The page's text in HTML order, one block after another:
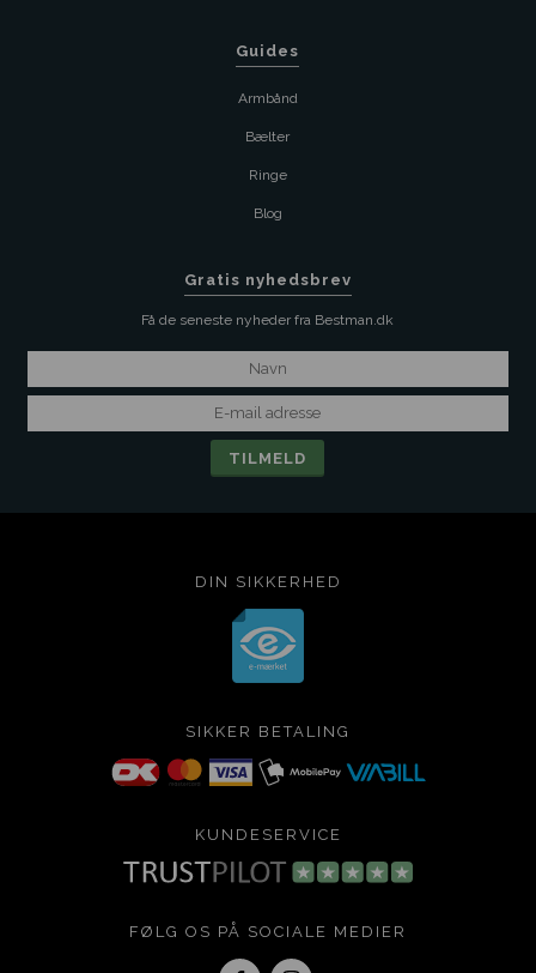
Guides
Armbånd
Bælter
Ringe
Blog
Gratis nyhedsbrev
Få de seneste nyheder fra Bestman.dk
DIN SIKKERHED
SIKKER BETALING
KUNDESERVICE
FØLG OS PÅ SOCIALE MEDIER